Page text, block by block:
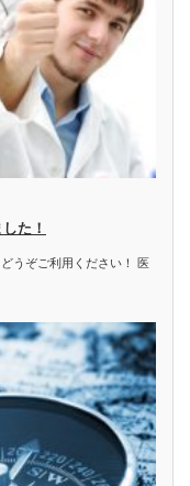
た！
うぞご利用ください！ 医